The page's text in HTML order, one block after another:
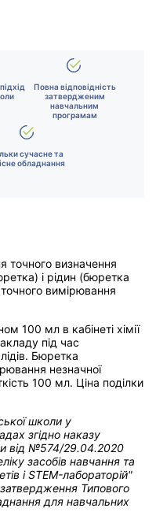
Повна відповідність
затвердженим
навчальним
програмам
сучасне та
обладнання
точного визначення
і рідин (бюретка
вимірювання
100 мл в кабінеті хімії
під час
Бюретка
незначної
100 мл. Ціна поділки
школи у
згідно наказу
від №574/29.04.2020
засобів навчання та
і STEM-лабораторій"
Типового
для навчальних